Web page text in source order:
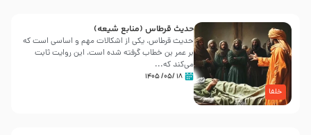
خلفا
حدیث قرطاس (منابع شیعه)
حدیث قرطاس، یکی از اشکالات مهم و اساسی است که
بر عمر بن خطاب گرفته شده است، این روایت ثابت
می‌کند که...
۱۸ /۰۵/ ۱۴۰۵